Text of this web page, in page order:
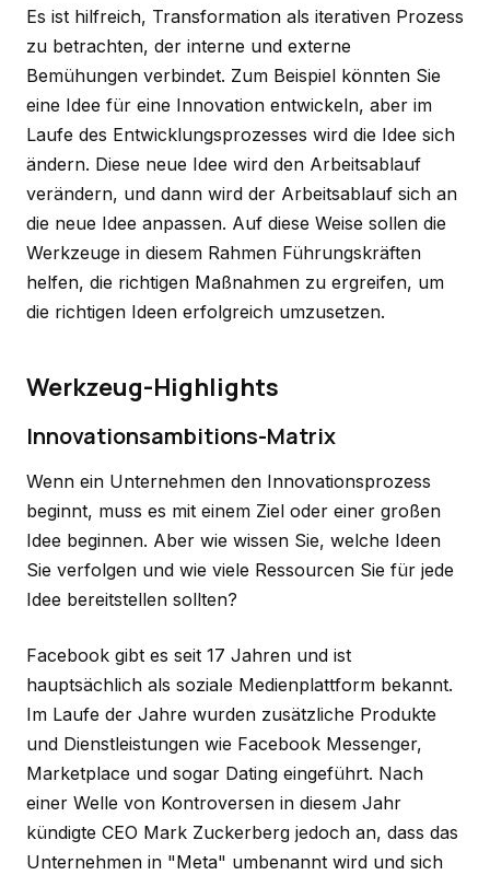
Es ist hilfreich, Transformation als iterativen Prozess
zu betrachten, der interne und externe
Bemühungen verbindet. Zum Beispiel könnten Sie
eine Idee für eine Innovation entwickeln, aber im
Laufe des Entwicklungsprozesses wird die Idee sich
ändern. Diese neue Idee wird den Arbeitsablauf
verändern, und dann wird der Arbeitsablauf sich an
die neue Idee anpassen. Auf diese Weise sollen die
Werkzeuge in diesem Rahmen Führungskräften
helfen, die richtigen Maßnahmen zu ergreifen, um
die richtigen Ideen erfolgreich umzusetzen.
Werkzeug-Highlights
Innovationsambitions-Matrix
Wenn ein Unternehmen den Innovationsprozess
beginnt, muss es mit einem Ziel oder einer großen
Idee beginnen. Aber wie wissen Sie, welche Ideen
Sie verfolgen und wie viele Ressourcen Sie für jede
Idee bereitstellen sollten?
Facebook gibt es seit 17 Jahren und ist
hauptsächlich als soziale Medienplattform bekannt.
Im Laufe der Jahre wurden zusätzliche Produkte
und Dienstleistungen wie Facebook Messenger,
Marketplace und sogar Dating eingeführt. Nach
einer Welle von Kontroversen in diesem Jahr
kündigte CEO Mark Zuckerberg jedoch an, dass das
Unternehmen in "Meta" umbenannt wird und sich